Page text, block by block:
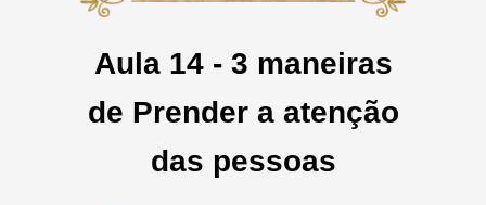
Aula 14 - 3 maneiras
de Prender a atenção
das pessoas